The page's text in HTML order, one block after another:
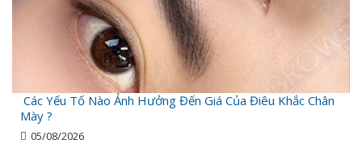
Các Yếu Tố Nào Ảnh Hưởng Đến Giá Của Điêu Khắc Chân
Mày ?
05/08/2026